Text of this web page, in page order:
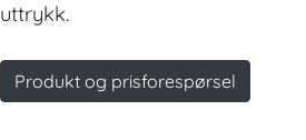
uttrykk.
Produkt og prisforespørsel